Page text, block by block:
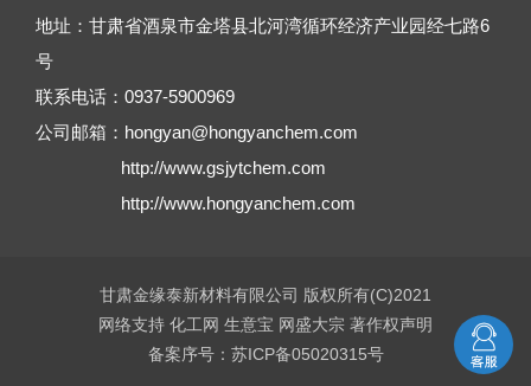
地址：甘肃省酒泉市金塔县北河湾循环经济产业园经七路6
号
联系电话：0937-5900969
公司邮箱： hongyan@hongyanchem.com
http://www.gsjytchem.com
http://www.hongyanchem.com
甘肃金缘泰新材料有限公司 版权所有(C)2021
网络支持 化工网 生意宝 网盛大宗 著作权声明
备案序号：苏ICP备05020315号